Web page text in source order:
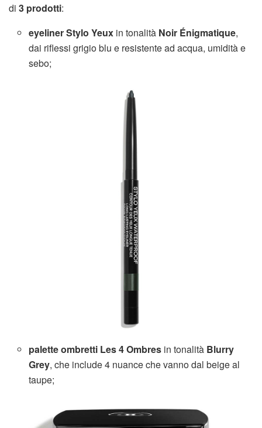
di 3 prodotti:
eyeliner Stylo Yeux in tonalità Noir Énigmatique,
dai riflessi grigio blu e resistente ad acqua, umidità e
sebo;
palette ombretti Les 4 Ombres in tonalità Blurry
Grey, che include 4 nuance che vanno dal beige al
taupe;